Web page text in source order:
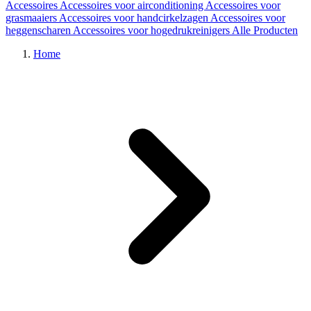
Accessoires Accessoires voor airconditioning Accessoires voor
grasmaaiers Accessoires voor handcirkelzagen Accessoires voor
heggenscharen Accessoires voor hogedrukreinigers Alle Producten
Home